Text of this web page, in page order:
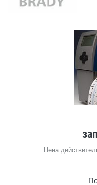
Цена